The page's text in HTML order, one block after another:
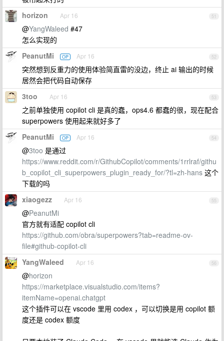
51
horizon Apr 16
@YangWaleed #47
怎么实现的
52
PeanutMi OP Apr 16
突然想到反重力的使用体验简直雷的没边，终止 ai 输出的时候
居然会把代码自动保存
53
3too Apr 16
之前单独使用 copilot cli 是真的蠢，ops4.6 都蠢的很，现在配合
superpowers 使用起来就好多了
54
PeanutMi OP Apr 16
@3too 是通过
https://www.reddit.com/r/GithubCopilot/comments/1rrlraf/githu
b_copilot_cli_superpowers_plugin_ready_for/?tl=zh-hans 这个
下载的吗
55
xiaogezz Apr 16
@PeanutMi
官方就有适配 copilot cli
https://github.com/obra/superpowers?tab=readme-ov-
file#github-copilot-cli
56
YangWaleed Apr 16
@horizon
https://marketplace.visualstudio.com/items?
itemName=openai.chatgpt
这个插件可以在 vscode 里用 codex ，可以切换是用 copilot 额
度还是 codex 额度